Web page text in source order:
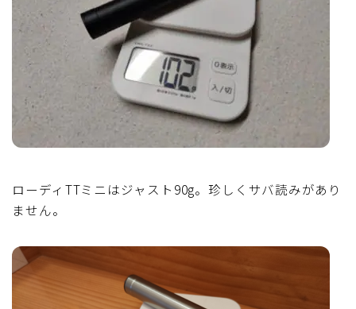
ローディTTミニはジャスト90g。珍しくサバ読みがあり
ません。